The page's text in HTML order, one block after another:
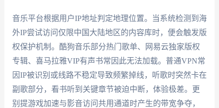
音乐平台根据用户IP地址判定地理位置。当系统检测到海
外IP尝试访问仅限中国大陆地区的内容库时，便会触发版
权保护机制。酷狗音乐部分热门歌单、网易云独家版权
专辑、喜马拉雅VIP有声书常因此无法加载。普通VPN常
因IP被识别或线路不稳定导致频繁掉线，听歌时突然卡在
副歌部分，看书听到关键章节被迫中断，体验极差。更
别提游戏加速与影音访问共用通道时产生的带宽争夺，